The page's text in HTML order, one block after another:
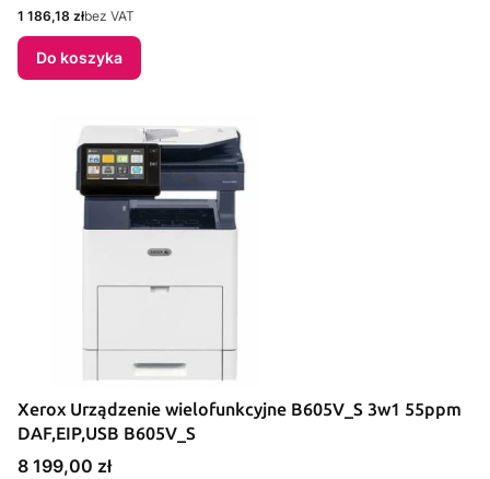
Cena
1 186,18 złbez VAT
Do koszyka
Xerox Urządzenie wielofunkcyjne B605V_S 3w1 55ppm
DAF,EIP,USB B605V_S
Cena
8 199,00 zł